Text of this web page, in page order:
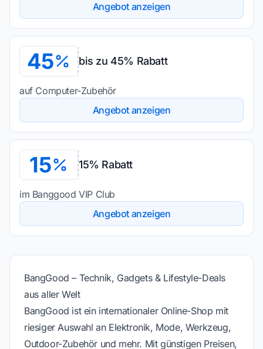
Angebot anzeigen
45 bis zu 45% Rabatt
auf Computer-Zubehör
Angebot anzeigen
15 15% Rabatt
im Banggood VIP Club
Angebot anzeigen
BangGood – Technik, Gadgets & Lifestyle-Deals
aus aller Welt
BangGood ist ein internationaler Online-Shop mit
riesiger Auswahl an Elektronik, Mode, Werkzeug,
Outdoor-Zubehör und mehr. Mit günstigen Preisen,